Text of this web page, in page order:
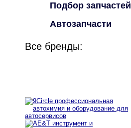
Подбор запчастей
Автозапчасти
Все бренды: